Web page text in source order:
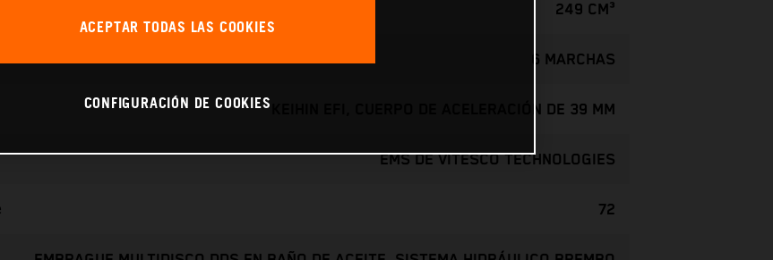
249 CM³
6 MARCHAS
KEIHIN EFI, CUERPO DE ACELERACIÓN DE 39 MM
EMS DE VITESCO TECHNOLOGIES
72
ACEPTAR TODAS LAS COOKIES
CONFIGURACIÓN DE COOKIES